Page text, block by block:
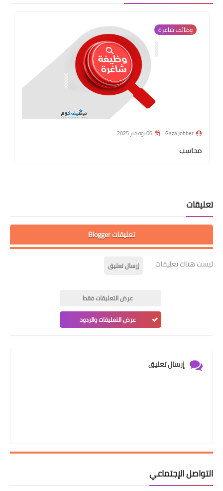
وظائف شاغرة
Gaza Jobber 06 نوفمبر 2025
محاسب
تعليقات
تعليقات Blogger
ليست هناك تعليقات إرسال تعليق
عرض التعليقات فقط
عرض التعليقات والردود
إرسال تعليق
التواصل الإجتماعي